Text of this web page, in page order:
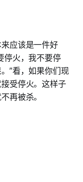
应该是一件好
停火，我不要停
”看，如果你们现
受停火。这样子
再被杀。